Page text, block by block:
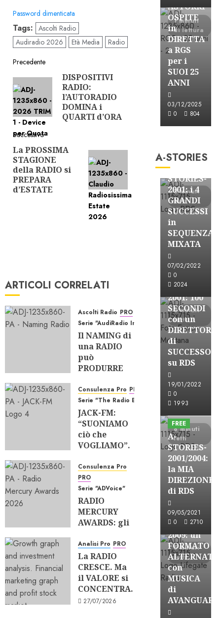
Password dimenticata
Tags: Ascolti Radio
Audiradio 2026
Età Media Radio
Navigazione
articolo
Precedente
Articolo
precedente:
DISPOSITIVI
RADIO:
l’AUTORADIO
DOMINA i
QUARTI d’ORA
Successivo
Articolo
successivo:
La PROSSIMA
STAGIONE
della RADIO si
PREPARA
d’ESTATE
ARTICOLI CORRELATI
Ascolti Radio PRO
Serie "AudiRadio Insights"
Il NAMING di
una RADIO
può
PRODURRE
07/08/2026
0
84
Consulenza Pro PRO
Serie "The Radio Bank"
JACK-FM:
“SUONIAMO
ciò che
VOGLIAMO”.
PERSONA è
ANCORA
ATTUALE?
06/08/2026
0
49
Consulenza Pro
PRO
Serie "ADVoice"
RADIO
MERCURY
AWARDS: gli
FANNO
GRANDE la
RADIO
05/08/2026
0
43
Analisi Pro PRO
La RADIO
CRESCE. Ma
il VALORE si
CONCENTRA.
27/07/2026
1 minuti
di lettura
ASTORRI
OSPITE
in
DIRETTA
a RGS
per i
SUOI 25
ANNI
03/12/2025
0
804
A-STORIES
3 minuti
letti
FREE
A-
STORIES-
2001: i 4
GRANDI
SUCCESSI
in
SEQUENZA
MIXATA
07/02/2022
0
2024
3 minuti
letti
A-Stories
FREE
A-
STORIES-
2001: 100
SECONDI
con un
DIRETTORE
di
SUCCESSO
su RDS
19/01/2022
0
1993
8 minuti
letti
A-Stories
FREE
A-
STORIES-
2001/2004:
la MIA
DIREZIONE
di RDS
09/05/2021
0
2710
5 minuti
letti
A-Stories
Formazione
A-
STORIES-
2009: un
FORMATO
con
MUSICA
di